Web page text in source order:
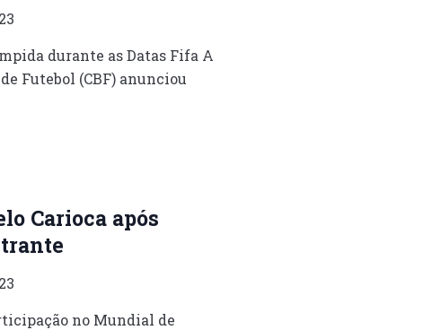
durante as Datas Fifa A
Futebol (CBF) anunciou
Carioca após
no Mundial de